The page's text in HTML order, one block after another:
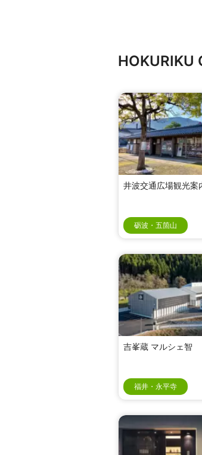
HOKURIKU
井波交通広場観光案
砺波・五箇山
吉峯蔵 マルシェ智
福井・永平寺